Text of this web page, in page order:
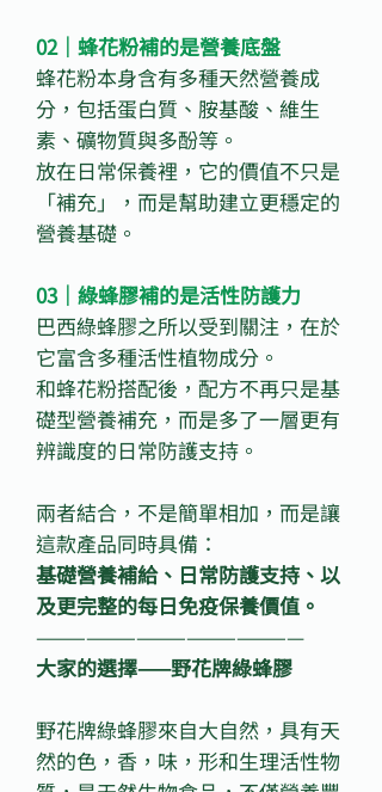
02｜蜂花粉補的是營養底盤
蜂花粉本身含有多種天然營養成
分，包括蛋白質、胺基酸、維生
素、礦物質與多酚等。
放在日常保養裡，它的價值不只是
「補充」，而是幫助建立更穩定的
營養基礎。
03｜綠蜂膠補的是活性防護力
巴西綠蜂膠之所以受到關注，在於
它富含多種活性植物成分。
和蜂花粉搭配後，配方不再只是基
礎型營養補充，而是多了一層更有
辨識度的日常防護支持。
兩者結合，不是簡單相加，而是讓
這款產品同時具備：
基礎營養補給、日常防護支持、以
及更完整的每日免疫保養價值。
————————————————
大家的選擇——野花牌綠蜂膠
野花牌綠蜂膠來自大自然，具有天
然的色，香，味，形和生理活性物